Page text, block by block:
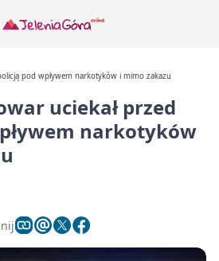
pod wpływem narkotyków i mimo zakazu
uciekał przed
narkotyków